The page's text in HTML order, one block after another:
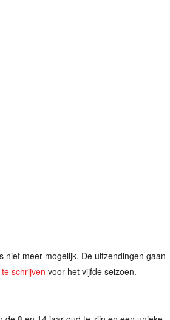
niet meer mogelijk. De uitzendingen gaan
schrijven voor het vijfde seizoen.